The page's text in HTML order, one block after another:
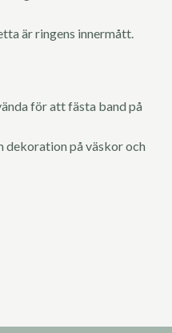
är ringens innermått.
för att fästa band på
dekoration på väskor och